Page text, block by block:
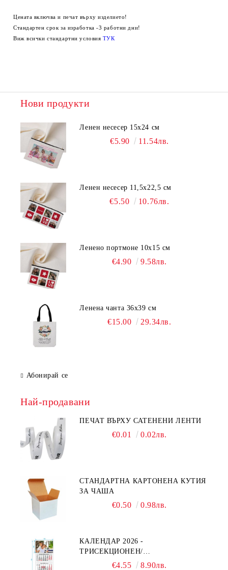
Цената включва и печат върху изделието!
Стандартен срок за изработка -3 работни дни!
Виж всички стандартни условия ТУК
Нови продукти
Ленен несесер 15х24 см
€5.90 11.54лв.
Ленен несесер 11,5х22,5 см
€5.50 10.76лв.
Ленено портмоне 10х15 см
€4.90 9.58лв.
Ленена чанта 36х39 см
€15.00 29.34лв.
Абонирай се
Най-продавани
ПЕЧАТ ВЪРХУ САТЕНЕНИ ЛЕНТИ
€0.01 0.02лв.
СТАНДАРТНА КАРТОНЕНА КУТИЯ
ЗА ЧАША
€0.50 0.98лв.
КАЛЕНДАР 2026 -
ТРИСЕКЦИОНЕН/
ЕДНОСЕКЦИОНЕН
€4.55 8.90лв.